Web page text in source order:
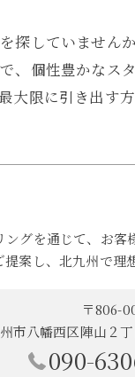
探していませ
、個性豊かな
限に引き出す方
グを通じて、お
案し、北九州で理
〒806-
市八幡西区陣山２
090-